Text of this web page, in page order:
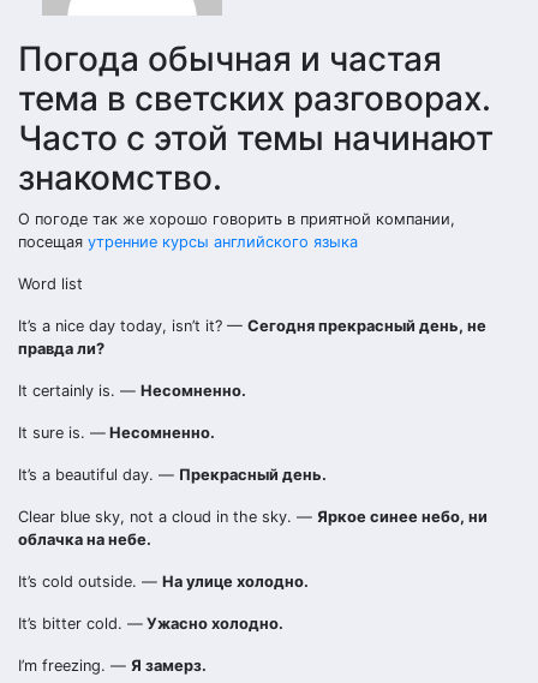
Погода обычная и частая
тема в светских разговорах.
Часто с этой темы начинают
знакомство.
О погоде так же хорошо говорить в приятной компании,
посещая утренние курсы английского языка
Word list
It’s a nice day today, isn’t it? — Сегодня прекрасный день, не
правда ли?
It certainly is. — Несомненно.
It sure is. — Несомненно.
It’s a beautiful day. — Прекрасный день.
Clear blue sky, not a cloud in the sky. — Яркое синее небо, ни
облачка на небе.
It’s cold outside. — На улице холодно.
It’s bitter cold. — Ужасно холодно.
I’m freezing. — Я замерз.